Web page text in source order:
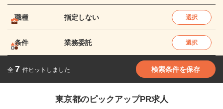
職種 指定しない 選択
条件 業務委託 選択
全 7 件ヒットしました 検索条件を保存
東京都のピックアップPR求人